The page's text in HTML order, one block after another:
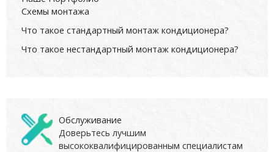
Схемы монтажа
Что такое стандартный монтаж кондиционера?
Что такое нестандартный монтаж кондиционера?
Обслуживание
Доверьтесь лучшим
высококвалифицированным специалистам